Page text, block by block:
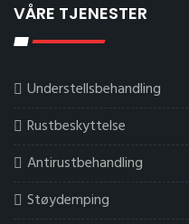
VÅRE TJENESTER
Understellsbehandling
Rustbeskyttelse
Antirustbehandling
Støydemping